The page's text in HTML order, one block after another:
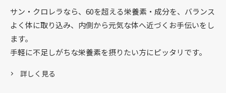
サン・クロレラなら、60を超える栄養素・成分を、バランス
よく体に取り込み、内側から元気な体へ近づくお手伝いをし
ます。
手軽に不足しがちな栄養素を摂りたい方にピッタリです。
詳しく見る